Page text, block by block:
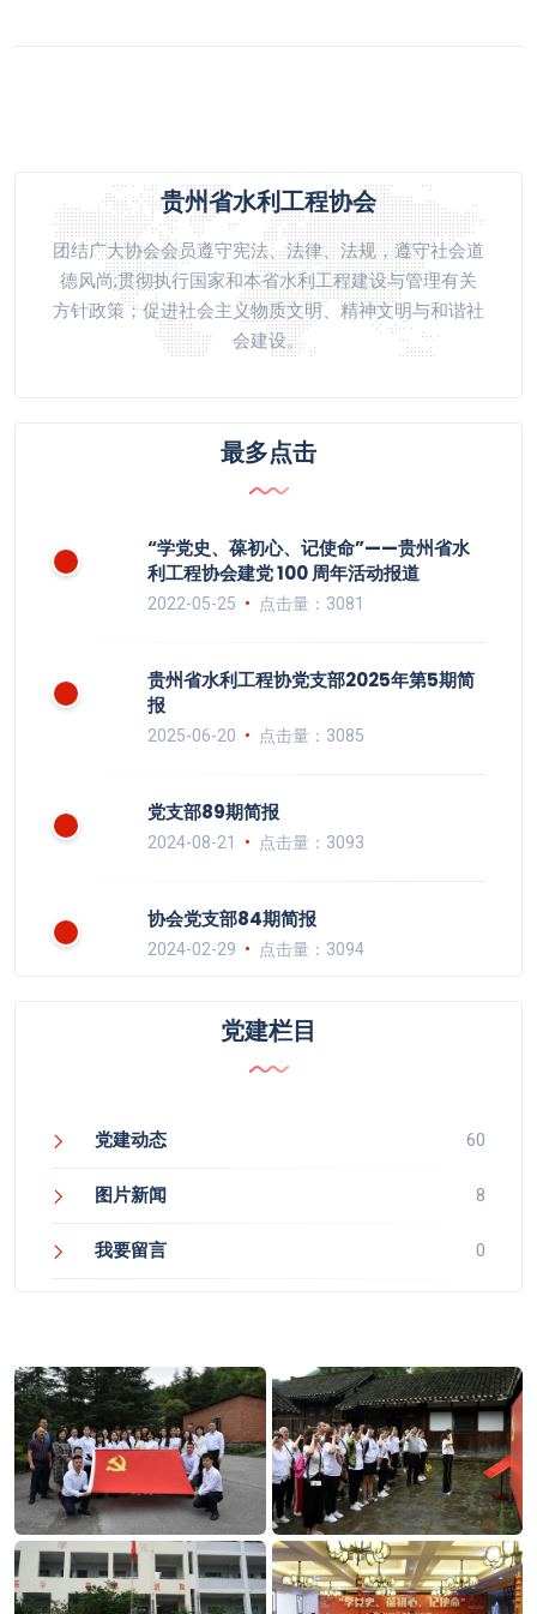
贵州省水利工程协会
团结广大协会会员遵守宪法、法律、法规，遵守社会道
德风尚;贯彻执行国家和本省水利工程建设与管理有关
方针政策；促进社会主义物质文明、精神文明与和谐社
会建设。
最多点击
“学党史、葆初心、记使命”——贵州省水
利工程协会建党 100 周年活动报道
2022-05-25 点击量：3081
贵州省水利工程协党支部2025年第5期简
报
2025-06-20 点击量：3085
党支部89期简报
2024-08-21 点击量：3093
协会党支部84期简报
2024-02-29 点击量：3094
党建栏目
党建动态 60
图片新闻 8
我要留言 0